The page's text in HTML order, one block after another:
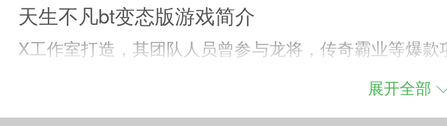
天生不凡bt变态版游戏简介
X工作室打造，其团队人员曾参与龙将，传奇霸业等爆
的修仙玩法、婚恋系统、霸气萌宠、炫酷神兵、智能挂
法，带你领略即时战斗手游新时代。
展开全部